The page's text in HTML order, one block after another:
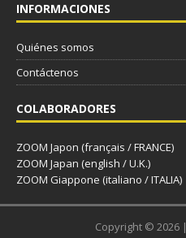
INFORMACIONES
Quiénes somos
Contáctenos
COLABORADORES
ZOOM Japon (français / FRANCE)
ZOOM Japan (english / U.K.)
ZOOM Giappone (italiano / ITALIA)
Copyright © 2026 |